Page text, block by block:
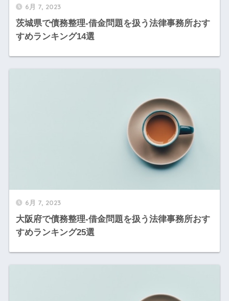
6月 7, 2023
茨城県で債務整理-借金問題を扱う法律事務所おす
すめランキング14選
6月 7, 2023
大阪府で債務整理-借金問題を扱う法律事務所おす
すめランキング25選